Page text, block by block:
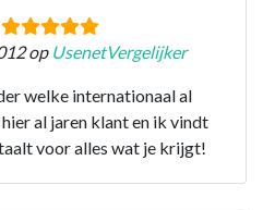
op UsenetVergelijker
welke internationaal al
al jaren klant en ik vindt
voor alles wat je krijgt!